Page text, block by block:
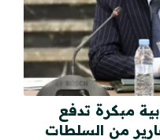
مبكرة تدفع
من السلطات